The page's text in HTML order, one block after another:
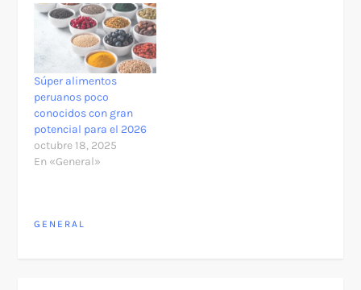
Súper alimentos
peruanos poco
conocidos con gran
potencial para el 2026
octubre 18, 2025
En «General»
GENERAL